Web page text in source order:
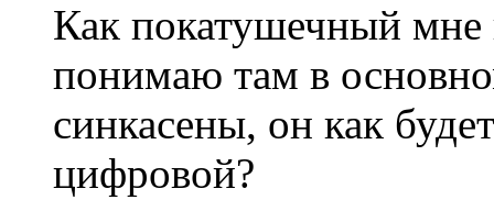
Как покатушечный мне
понимаю там в
синкасены, он как
цифровой?